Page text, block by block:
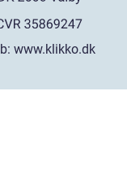
www.klikko.dk